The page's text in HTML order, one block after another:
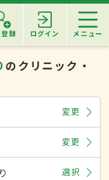
録 ログイン メニュー
のクリニック・
変更
変更
選択